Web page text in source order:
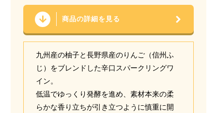
商品の詳細を見る
九州産の柚子と長野県産のりんご（信州ふ
じ）をブレンドした辛口スパークリングワ
イン。
低温でゆっくり発酵を進め、素材本来の柔
らかな香り立ちが引き立つように慎重に開